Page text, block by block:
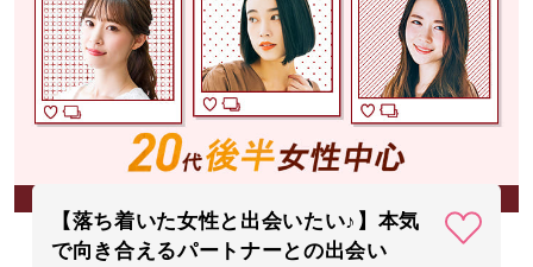
【落ち着いた女性と出会いたい♪】本気
で向き合えるパートナーとの出会い